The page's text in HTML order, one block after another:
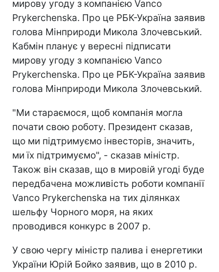
мирову угоду з компанією Vanco
Prykerchenska. Про це РБК-Україна заявив
голова Мінприроди Микола Злочевський.
Кабмін планує у вересні підписати
мирову угоду з компанією Vanco
Prykerchenska. Про це РБК-Україна заявив
голова Мінприроди Микола Злочевський.
"Ми стараємося, щоб компанія могла
почати свою роботу. Президент сказав,
що ми підтримуємо інвесторів, значить,
ми їх підтримуємо", - сказав міністр.
Також він сказав, що в мировій угоді буде
передбачена можливість роботи компанії
Vanco Prykerchenska на тих ділянках
шельфу Чорного моря, на яких
проводився конкурс в 2007 р.
У свою чергу міністр палива і енергетики
України Юрій Бойко заявив, що в 2010 р.